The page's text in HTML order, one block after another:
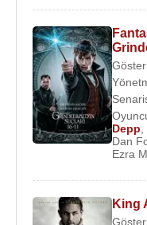
veSuperman
Superman’i
Bunun yanısıra
yönetmeniBryan
rolünü teklif etti
karakter filmden
Kasım 2004
Yaşayan En
Shopping filminin
oyuncuSadie
Çiftin,Rafferty(6
Depp
Dan
Ezra
King